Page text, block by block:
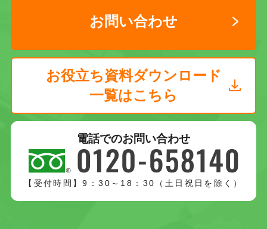
お問い合わせ
お役立ち資料ダウンロード
一覧はこちら
電話でのお問い合わせ
【受付時間】9：30～18：30（土日祝日を除く）